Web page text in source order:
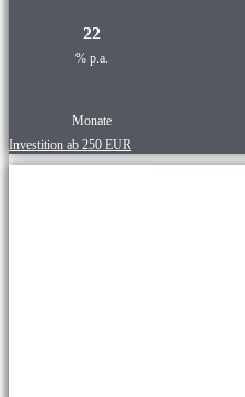
22
% p.a.
Monate
Investition ab 250 EUR